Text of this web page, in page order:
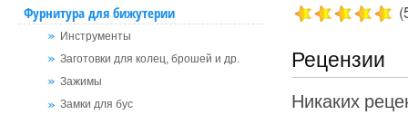
Фурнитура для бижутерии
Инструменты
Заготовки для колец, брошей и др.
Зажимы
Замки для бус
Рецензии
Никаких